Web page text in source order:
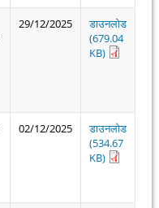
29/12/2025
डाउनलोड
(679.04
KB)
02/12/2025
डाउनलोड
(534.67
KB)